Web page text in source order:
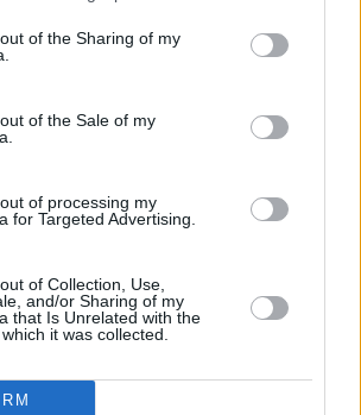
of the Sharing of my
of the Sale of my
of processing my
for Targeted Advertising.
of Collection, Use,
and/or Sharing of my
that Is Unrelated with the
it was collected.
ved 180°C i ca. 10 – 12 minutter
kaken er gjennomstekt).